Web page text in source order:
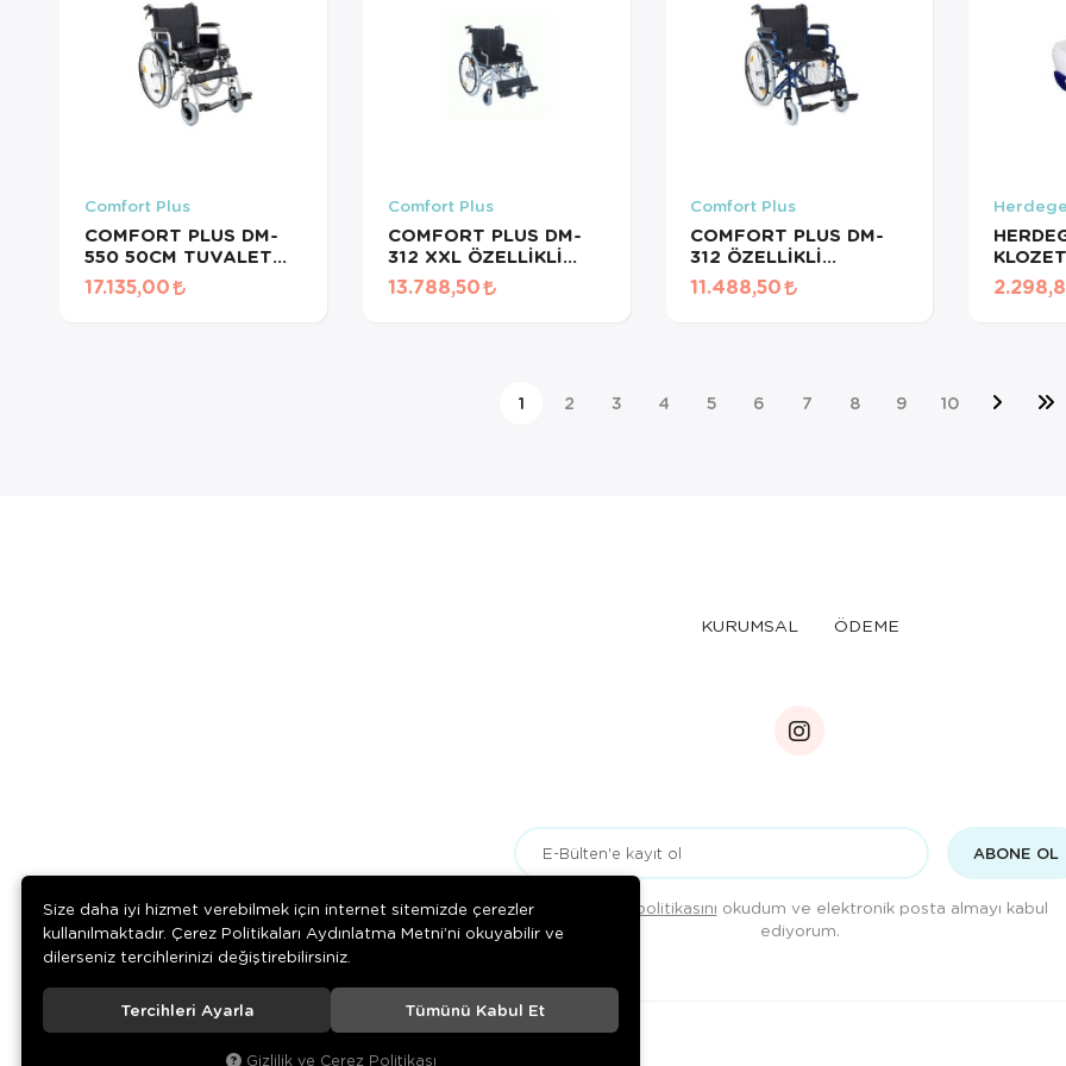
Comfort Plus
COMFORT PLUS DM-
550 50CM TUVALET
WC ÖZELLİKLİ
TEKERLEKLİ
17.135,00
Comfort Plus
COMFORT PLUS DM-
312 XXL ÖZELLİKLİ
TEKERLEKLİ
SANDALYE 60CM
13.788,50
Comfort Plus
COMFORT PLUS DM-
312 ÖZELLİKLİ
TEKERLEKLİ
SANDALYE 50CM
11.488,50
(2)
1 2 3 4 5 6 7 8 9 10
KURUMSAL ÖDEME
ABONE OL
Gizlilik politikasını okudum ve elektronik posta almayı kabul
ediyorum.
Size daha iyi hizmet verebilmek için internet sitemizde çerezler
kullanılmaktadır. Çerez Politikaları Aydınlatma Metni’ni okuyabilir ve
dilerseniz tercihlerinizi değiştirebilirsiniz.
Tercihleri Ayarla Tümünü Kabul Et
Gizlilik ve Çerez Politikası